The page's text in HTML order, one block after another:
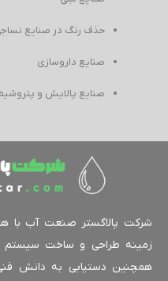
حذف رنگ در صنایع نساجی
صنایع داروسازی
صنایع پالایش و پتروشیمی
پالاگستر صنعت آب با هدف
طراحی و ساخت سیستم
دستیابی به دانش فنی